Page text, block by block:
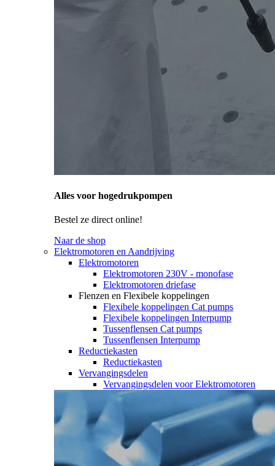
Alles voor hogedrukpompen
Bestel ze direct online!
Naar de shop
Elektromotoren en Aandrijving
Elektromotoren
Elektromotoren 230V - monofase
Elektromotoren driefase
Flenzen en Flexibele koppelingen
Flexibele koppelingen Cat pumps
Flexibele koppelingen Interpump
Tussenflensen Cat pumps
Tussenflensen Interpump
Reductiekasten
Reductiekasten
Vervangingsdelen
Vervangingsdelen voor Elektromotoren